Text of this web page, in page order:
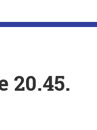
20.45.